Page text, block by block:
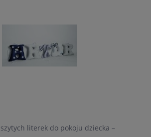
literek do pokoju dziecka –